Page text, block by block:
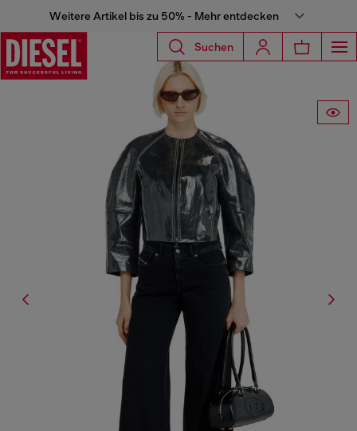
Weitere Artikel bis zu 50% - Mehr entdecken
Suchen